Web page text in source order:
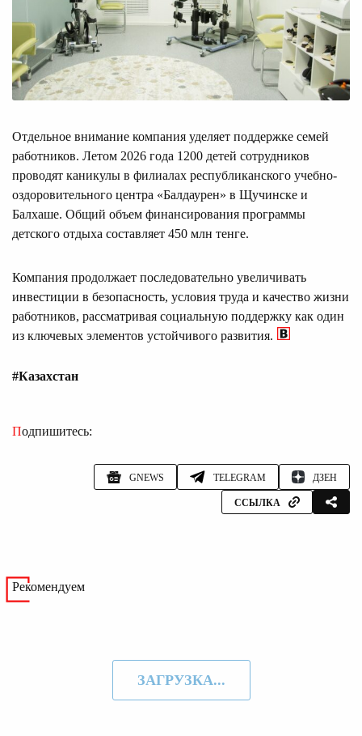
Отдельное внимание компания уделяет поддержке семей
работников. Летом 2026 года 1200 детей сотрудников
проводят каникулы в филиалах республиканского учебно-
оздоровительного центра «Балдаурен» в Щучинске и
Балхаше. Общий объем финансирования программы
детского отдыха составляет 450 млн тенге.
Компания продолжает последовательно увеличивать
инвестиции в безопасность, условия труда и качество жизни
работников, рассматривая социальную поддержку как один
из ключевых элементов устойчивого развития.
#Казахстан
Подпишитесь:
GNEWS TELEGRAM ДЗЕН
ССЫЛКА
Рекомендуем
ЗАГРУЗКА...